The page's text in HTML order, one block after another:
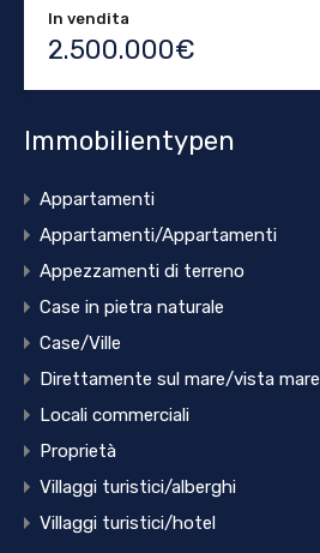
In vendita
2.500.000€
Immobilientypen
Appartamenti
Appartamenti/Appartamenti
Appezzamenti di terreno
Case in pietra naturale
Case/Ville
Direttamente sul mare/vista mare
Locali commerciali
Proprietà
Villaggi turistici/alberghi
Villaggi turistici/hotel